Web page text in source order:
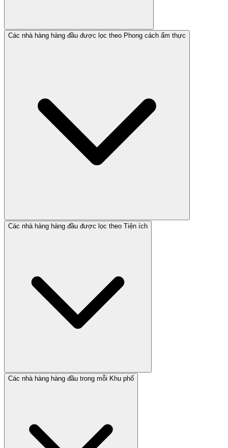
Các nhà hàng hàng đầu được lọc theo Phong cách ẩm thực
Các nhà hàng hàng đầu được lọc theo Tiện ích
Các nhà hàng hàng đầu trong mỗi Khu phố